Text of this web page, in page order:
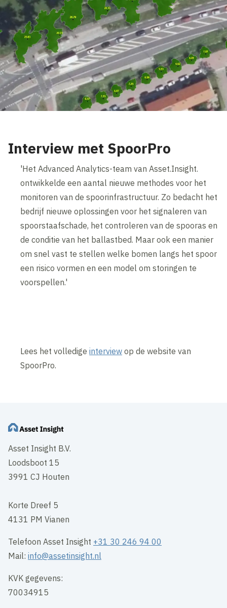
Interview met SpoorPro
'Het Advanced Analytics-team van Asset.Insight.
ontwikkelde een aantal nieuwe methodes voor het
monitoren van de spoorinfrastructuur. Zo bedacht het
bedrijf nieuwe oplossingen voor het signaleren van
spoorstaafschade, het controleren van de spooras en
de conditie van het ballastbed. Maar ook een manier
om snel vast te stellen welke bomen langs het spoor
een risico vormen en een model om storingen te
voorspellen.'
Lees het volledigeinterview op de website van
SpoorPro.
Asset Insight B.V.
Loodsboot 15
3991 CJ Houten
Korte Dreef 5
4131 PM Vianen
Telefoon Asset Insight +31 30 246 94 00
Mail:info@assetinsight.nl
KVK gegevens:
70034915